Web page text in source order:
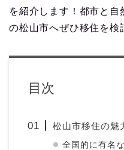
を紹介します！都市と自
の松山市へぜひ移住を検
目次
松山市移住の魅
全国的に有名